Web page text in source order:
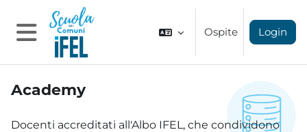
Vai al contenuto principale
Pannello laterale
Ospite Login
Academy
Docenti accreditati all'Albo IFEL, che condividono